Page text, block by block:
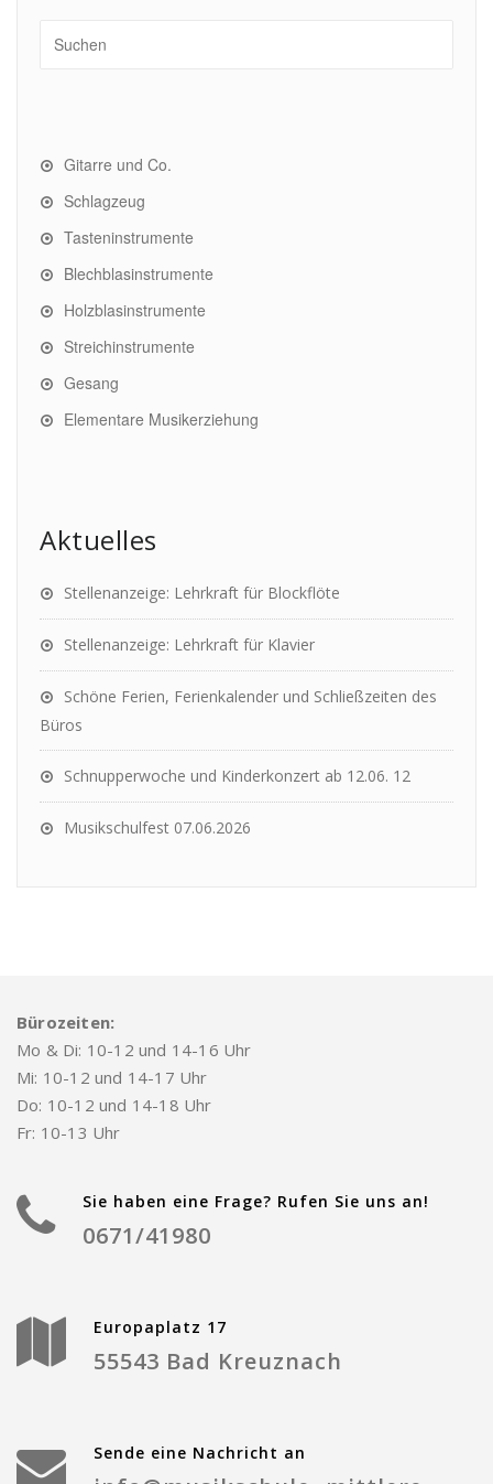
Gitarre und Co.
Schlagzeug
Tasteninstrumente
Blechblasinstrumente
Holzblasinstrumente
Streichinstrumente
Gesang
Elementare Musikerziehung
Aktuelles
Stellenanzeige: Lehrkraft für Blockflöte
Stellenanzeige: Lehrkraft für Klavier
Schöne Ferien, Ferienkalender und Schließzeiten des
Büros
Schnupperwoche und Kinderkonzert ab 12.06. 12
Musikschulfest 07.06.2026
Bürozeiten:
Mo & Di: 10-12 und 14-16 Uhr
Mi: 10-12 und 14-17 Uhr
Do: 10-12 und 14-18 Uhr
Fr: 10-13 Uhr
Sie haben eine Frage? Rufen Sie uns an!
0671/41980
Europaplatz 17
55543 Bad Kreuznach
Sende eine Nachricht an